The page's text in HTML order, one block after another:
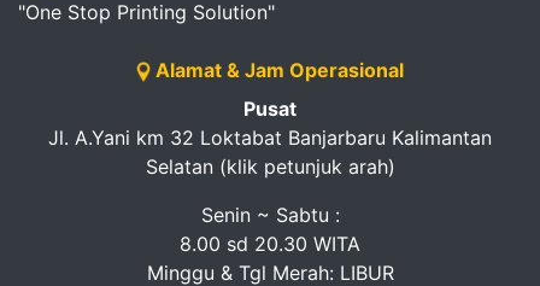
"One Stop Printing Solution"
Alamat & Jam Operasional
Pusat
Jl. A.Yani km 32 Loktabat Banjarbaru Kalimantan
Selatan (klik petunjuk arah)
Senin ~ Sabtu :
8.00 sd 20.30 WITA
Minggu & Tgl Merah: LIBUR